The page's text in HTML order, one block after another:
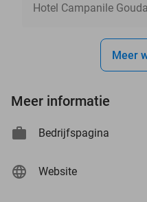
Hotel Campanile Gouda
Meer
Meer informatie
Bedrijfspagina
Website